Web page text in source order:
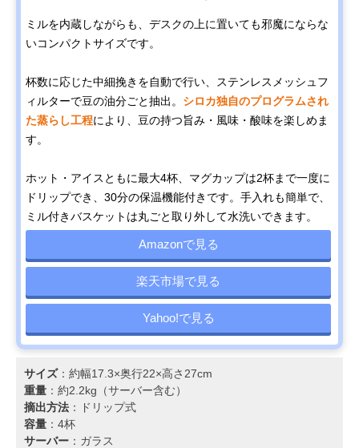
ミルを内蔵しながらも、デスクの上に置いても邪魔にならな
いコンパクトサイズです。
杯数に応じた中細挽きを自動で行い、ステンレスメッシュフ
ィルターで豆の油分ごと抽出。 シロカ独自のプログラムされ
た蒸らし工程により、豆の持つ旨み・風味・酸味を楽しめま
す。
ホット・アイスともに最大4杯、マグカップは2杯まで一度に
ドリップでき、30分の保温機能付きです。手入れも簡単で、
ミル付きバスケットは丸ごと取り外して水洗いできます。
Amazonで見る
楽天市場で見る
Yahoo!で見る
サイズ：約幅17.3×奥行22×高さ27cm
重量 ：約2.2kg（サーバー含む）
摘出方法 ：ドリップ式
容量 ：4杯
サーバー ：ガラス